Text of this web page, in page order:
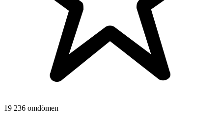
19 236 omdömen